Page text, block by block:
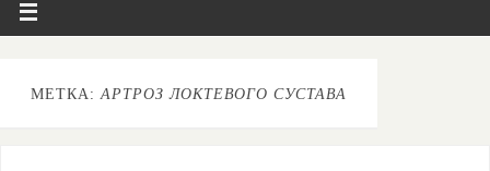
МЕТКА:АРТРОЗ ЛОКТЕВОГО СУСТАВА